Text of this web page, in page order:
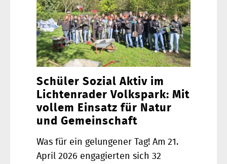
Schüler Sozial Aktiv im
Lichtenrader Volkspark: Mit
vollem Einsatz für Natur
und Gemeinschaft
Was für ein gelungener Tag! Am 21.
April 2026 engagierten sich 32